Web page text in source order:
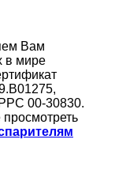
Вам
в мире
00-30830.